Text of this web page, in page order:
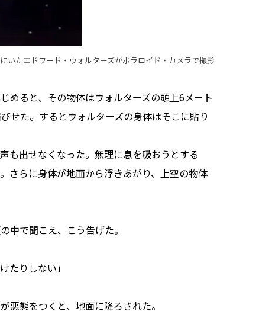
いたエドワード・ウォルターズがポラロイド・カメラで撮影
めると、その物体はウォルターズの頭上6メート
せた。するとウォルターズの身体はそこに貼り
も出せなくなった。無理に息を吸おうとする
さらに身体が地面から浮きあがり、上空の物体
中で聞こえ、こう告げた。
たりしない」
態をつくと、地面に降ろされた。